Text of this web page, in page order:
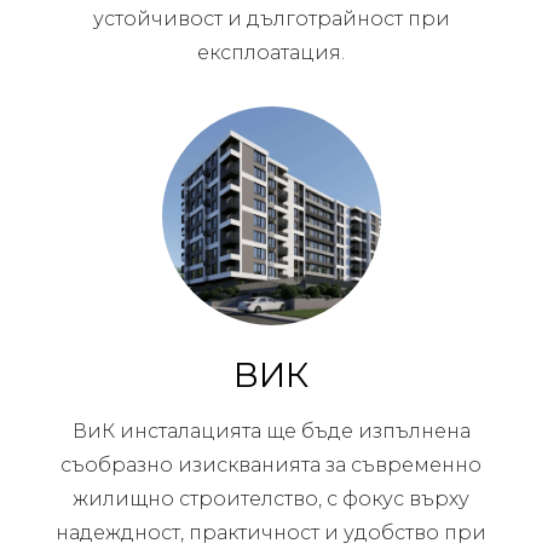
устойчивост и дълготрайност при
експлоатация.
ВИК
ВиК инсталацията ще бъде изпълнена
съобразно изискванията за съвременно
жилищно строителство, с фокус върху
надеждност, практичност и удобство при